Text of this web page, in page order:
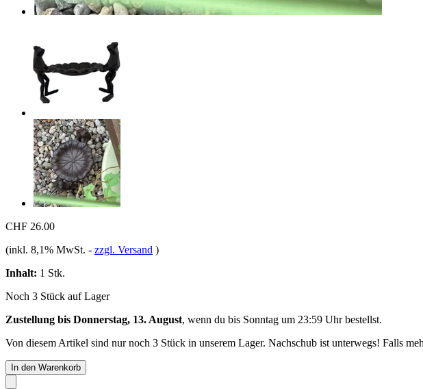
CHF 26.00
(inkl. 8,1% MwSt. - zzgl. Versand )
Inhalt: 1 Stk.
Noch 3 Stück auf Lager
Zustellung bis Donnerstag, 13. August, wenn du bis Sonntag um 23:59 Uhrbestellst.
Von diesem Artikel sind nur noch 3 Stück in unserem Lager. Nachschub ist unterwegs! Falls
In den Warenkorb